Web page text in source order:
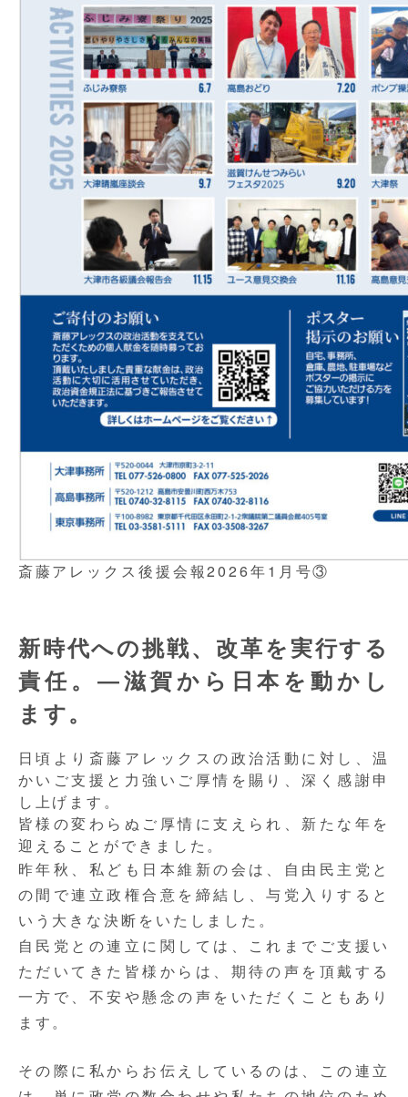
斎藤アレックス後援会報2026年1月号③
新時代への挑戦、改革を実行する
責任。 ―滋賀から日本を動かし
ます。
日頃より斎藤アレックスの政治活動に対し、温
かいご支援と力強いご厚情を賜り、深く感謝申
し上げます。
皆様の変わらぬご厚情に支えられ、新たな年を
迎えることができました。
昨年秋、私ども日本維新の会は、自由民主党と
の間で連立政権合意を締結し、与党入りすると
いう大きな決断をいたしました。
自民党との連立に関しては、これまでご支援い
ただいてきた皆様からは、期待の声を頂戴する
一方で、不安や懸念の声をいただくこともあり
ます。
その際に私からお伝えしているのは、この連立